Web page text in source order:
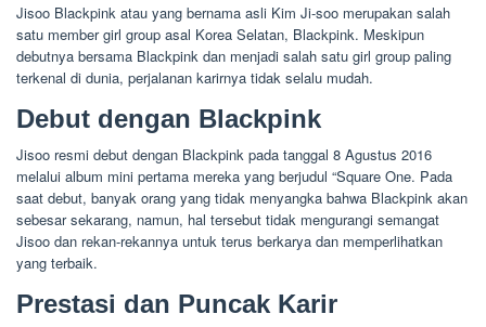
Jisoo Blackpink atau yang bernama asli Kim Ji-soo merupakan salah
satu member girl group asal Korea Selatan, Blackpink. Meskipun
debutnya bersama Blackpink dan menjadi salah satu girl group paling
terkenal di dunia, perjalanan karirnya tidak selalu mudah.
Debut dengan Blackpink
Jisoo resmi debut dengan Blackpink pada tanggal 8 Agustus 2016
melalui album mini pertama mereka yang berjudul “Square One. Pada
saat debut, banyak orang yang tidak menyangka bahwa Blackpink akan
sebesar sekarang, namun, hal tersebut tidak mengurangi semangat
Jisoo dan rekan-rekannya untuk terus berkarya dan memperlihatkan
yang terbaik.
Prestasi dan Puncak Karir